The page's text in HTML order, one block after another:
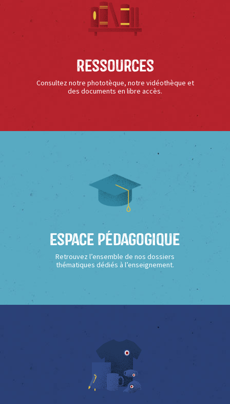
Ressources
Consultez notre phototèque, notre vidéothèque et
des documents en libre accès.
Espace Pédagogique
Retrouvez l’ensemble de nos dossiers
thématiques dédiés à l’enseignement.